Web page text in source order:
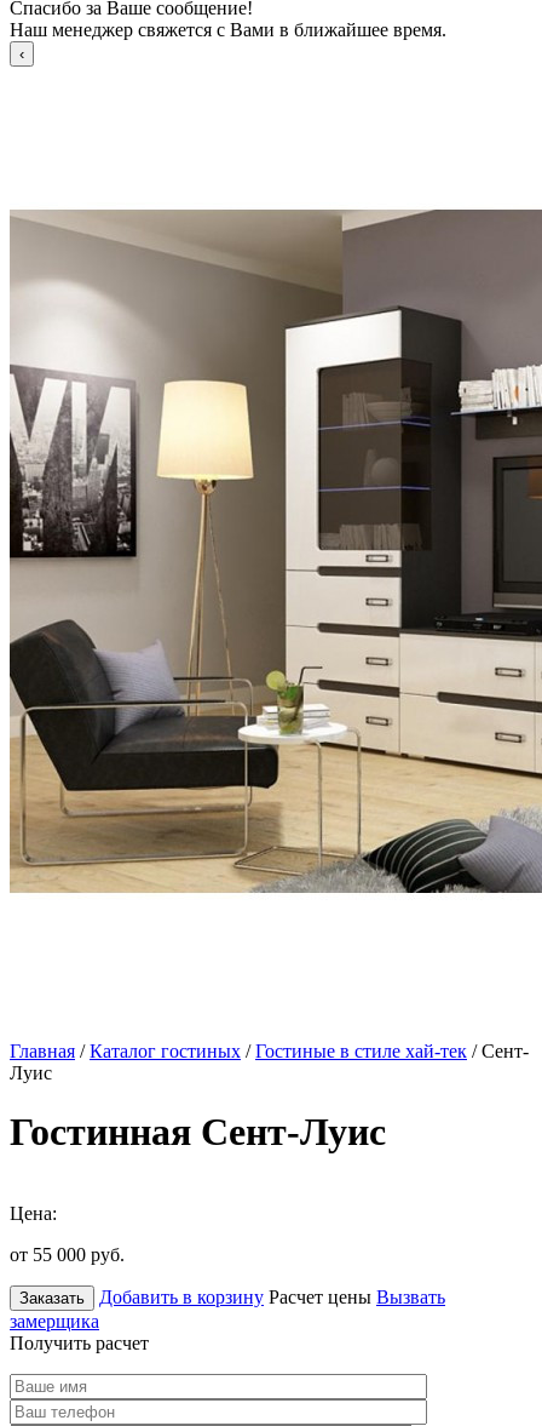
Спасибо за Ваше сообщение!
Наш менеджер свяжется с Вами в ближайшее время.
Главная /Каталог гостиных /Гостиные в стиле хай-тек / Сент-
Луис
Гостинная Сент-Луис
Цена:
от 55 000 руб.
Заказать Добавить в корзину Расчет цены Вызвать
замерщика
Получить расчет